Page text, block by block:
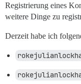
Registrierung eines
weitere Dinge zu
Derzeit habe ich